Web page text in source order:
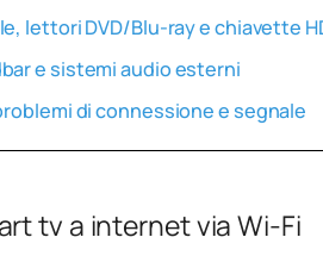
lettori DVD/Blu‑ray e chiavette
e sistemi audio esterni
di connessione e segnale
tv a internet via Wi‑Fi